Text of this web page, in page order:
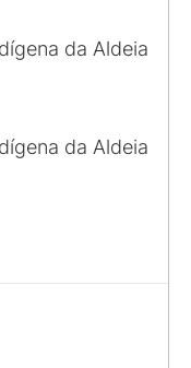
da Aldeia
da Aldeia